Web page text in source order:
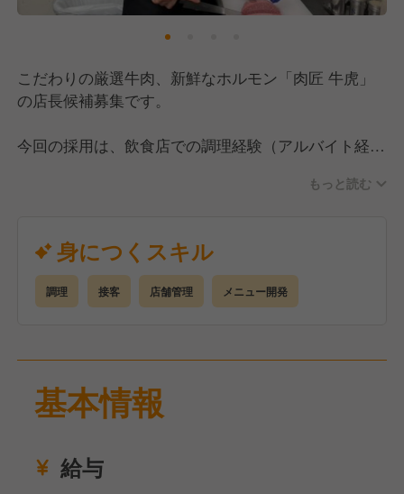
こだわりの厳選牛肉、新鮮なホルモン「肉匠 牛虎」
の店長候補募集です。
今回の採用は、飲食店での調理経験（アルバイト経験
遇いたします。
<仕事内容>
■調理・接客
■マネジメント
徐々に仕事に慣れてきたら、売上管理・コスト管理・
般をお願いしていきます。
もっと読む
身につくスキル
調理 接客 店舗管理 メニュー開発
基本情報
給与